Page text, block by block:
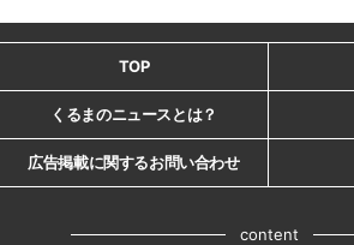
TOP
くるまのニュースとは？
広告掲載に関するお問い合わせ
content